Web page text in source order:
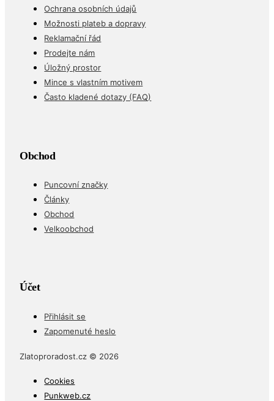
Ochrana osobních údajů
Možnosti plateb a dopravy
Reklamační řád
Prodejte nám
Úložný prostor
Mince s vlastním motivem
Často kladené dotazy (FAQ)
Obchod
Puncovní značky
Články
Obchod
Velkoobchod
Účet
Přihlásit se
Zapomenuté heslo
Zlatoproradost.cz © 2026
Cookies
Punkweb.cz